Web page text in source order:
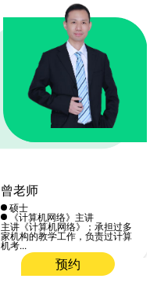
曾老师
硕士
《计算机网络》主讲
主讲《计算机网络》；承担过多
家机构的教学工作，负责过计算
机考...
预约